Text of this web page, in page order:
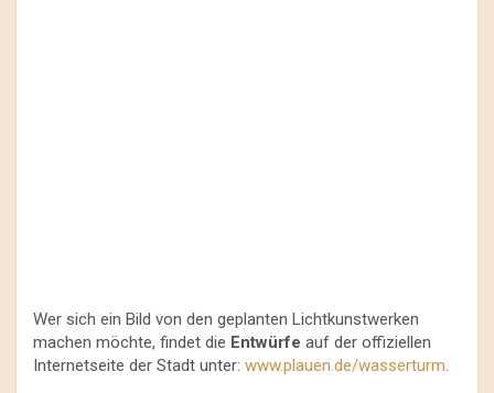
Wer sich ein Bild von den geplanten Lichtkunstwerken
machen möchte, findet die Entwürfe auf der offiziellen
Internetseite der Stadt unter: www.plauen.de/wasserturm.